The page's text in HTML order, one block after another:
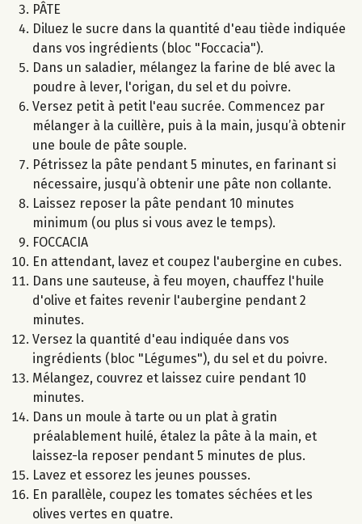
PÂTE
Diluez le sucre dans la quantité d'eau tiède indiquée
dans vos ingrédients (bloc "Foccacia").
Dans un saladier, mélangez la farine de blé avec la
poudre à lever, l'origan, du sel et du poivre.
Versez petit à petit l'eau sucrée. Commencez par
mélanger à la cuillère, puis à la main, jusqu’à obtenir
une boule de pâte souple.
Pétrissez la pâte pendant 5 minutes, en farinant si
nécessaire, jusqu’à obtenir une pâte non collante.
Laissez reposer la pâte pendant 10 minutes
minimum (ou plus si vous avez le temps).
FOCCACIA
En attendant, lavez et coupez l'aubergine en cubes.
Dans une sauteuse, à feu moyen, chauffez l'huile
d'olive et faites revenir l'aubergine pendant 2
minutes.
Versez la quantité d'eau indiquée dans vos
ingrédients (bloc "Légumes"), du sel et du poivre.
Mélangez, couvrez et laissez cuire pendant 10
minutes.
Dans un moule à tarte ou un plat à gratin
préalablement huilé, étalez la pâte à la main, et
laissez-la reposer pendant 5 minutes de plus.
Lavez et essorez les jeunes pousses.
En parallèle, coupez les tomates séchées et les
olives vertes en quatre.